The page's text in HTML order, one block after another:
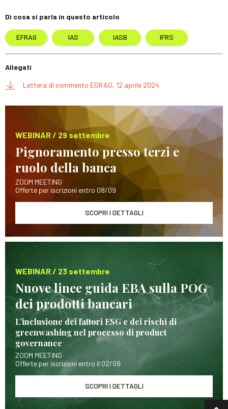
Di cosa si parla in questo articolo
EFRAG IAS IASB IFRS
Allegati
Lettera di commento EGRAG, 12 aprile 2024
WEBINAR / 29 settembre
Pignoramento presso terzi e
ruolo della banca
ZOOM MEETING
Offerte per iscrizioni entro 08/09
SCOPRI I DETTAGLI
WEBINAR / 23 settembre
Nuove linee guida EBA sulla POG
dei prodotti bancari
L’inclusione dei fattori ESG e dei rischi di
greenwashing nel processo di product
governance
ZOOM MEETING
Offerte per iscrizioni entro il 02/09
SCOPRI I DETTAGLI